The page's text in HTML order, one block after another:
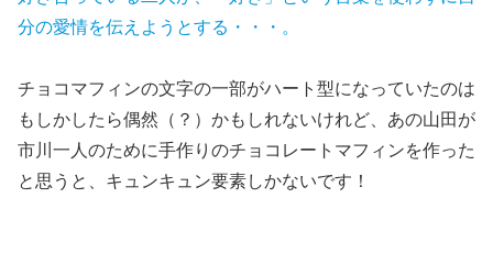
分の愛情を伝えようとする・・・。
チョコマフィンの文字の一部がハート型になっていたのは
もしかしたら偶然（？）かもしれないけれど、あの山田が
市川一人のために手作りのチョコレートマフィンを作った
と思うと、キュンキュン要素しかないです！